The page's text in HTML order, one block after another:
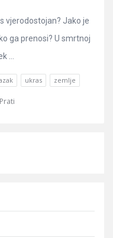
vjerodostojan? Jako je
ga prenosi? U smrtnoj
...
ukras zemlje
Prati